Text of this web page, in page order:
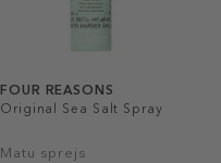
FOUR REASONS
Original Sea Salt Spray
Matu sprejs